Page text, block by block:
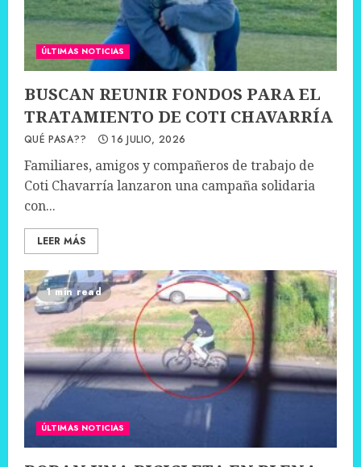
ÚLTIMAS NOTICIAS
BUSCAN REUNIR FONDOS PARA EL
TRATAMIENTO DE COTI CHAVARRÍA
QUÉ PASA?? 16 JULIO, 2026
Familiares, amigos y compañeros de trabajo de
Coti Chavarría lanzaron una campaña solidaria
con...
LEER MÁS
1 min read
ÚLTIMAS NOTICIAS